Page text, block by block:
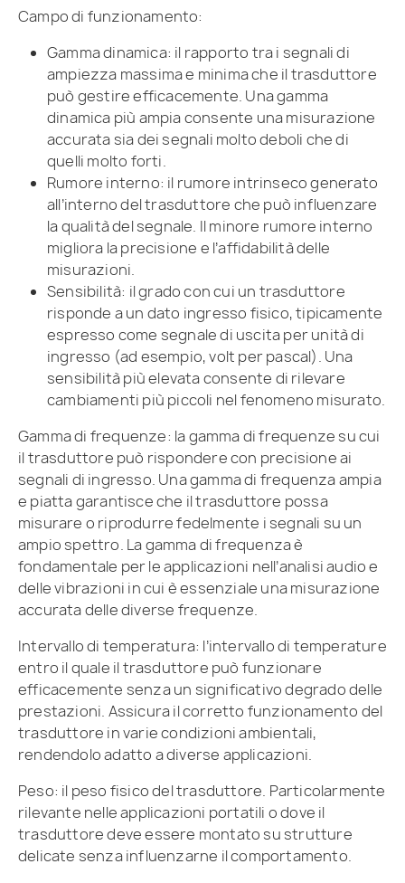
Campo di funzionamento:
Gamma dinamica: il rapporto tra i segnali di
ampiezza massima e minima che il trasduttore
può gestire efficacemente. Una gamma
dinamica più ampia consente una misurazione
accurata sia dei segnali molto deboli che di
quelli molto forti.
Rumore interno: il rumore intrinseco generato
all’interno del trasduttore che può influenzare
la qualità del segnale. Il minore rumore interno
migliora la precisione e l’affidabilità delle
misurazioni.
Sensibilità: il grado con cui un trasduttore
risponde a un dato ingresso fisico, tipicamente
espresso come segnale di uscita per unità di
ingresso (ad esempio, volt per pascal). Una
sensibilità più elevata consente di rilevare
cambiamenti più piccoli nel fenomeno misurato.
Gamma di frequenze: la gamma di frequenze su cui
il trasduttore può rispondere con precisione ai
segnali di ingresso. Una gamma di frequenza ampia
e piatta garantisce che il trasduttore possa
misurare o riprodurre fedelmente i segnali su un
ampio spettro. La gamma di frequenza è
fondamentale per le applicazioni nell’analisi audio e
delle vibrazioni in cui è essenziale una misurazione
accurata delle diverse frequenze.
Intervallo di temperatura: l’intervallo di temperature
entro il quale il trasduttore può funzionare
efficacemente senza un significativo degrado delle
prestazioni. Assicura il corretto funzionamento del
trasduttore in varie condizioni ambientali,
rendendolo adatto a diverse applicazioni.
Peso: il peso fisico del trasduttore. Particolarmente
rilevante nelle applicazioni portatili o dove il
trasduttore deve essere montato su strutture
delicate senza influenzarne il comportamento.